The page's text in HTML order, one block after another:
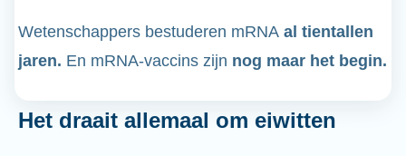
Wetenschappers bestuderen mRNA al tientallen
jaren. En mRNA-vaccins zijn nog maar het begin.
Het draait allemaal om eiwitten